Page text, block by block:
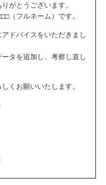
がとうございます。
（フルネーム）です。
ドバイスをいただきまし
タを追加し、考察し直し
くお願いいたします。